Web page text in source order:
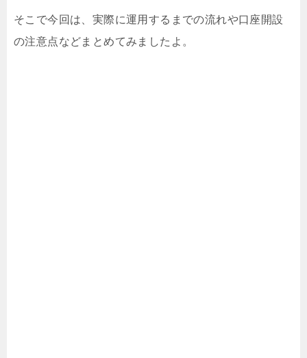
そこで今回は、実際に運用するまでの流れや口座開設
の注意点などまとめてみましたよ。